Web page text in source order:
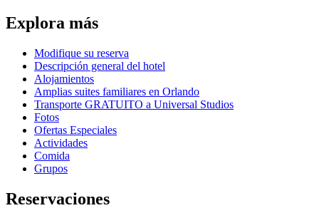
Explora más
Modifique su reserva
Descripción general del hotel
Alojamientos
Amplias suites familiares en Orlando
Transporte GRATUITO a Universal Studios
Fotos
Ofertas Especiales
Actividades
Comida
Grupos
Reservaciones